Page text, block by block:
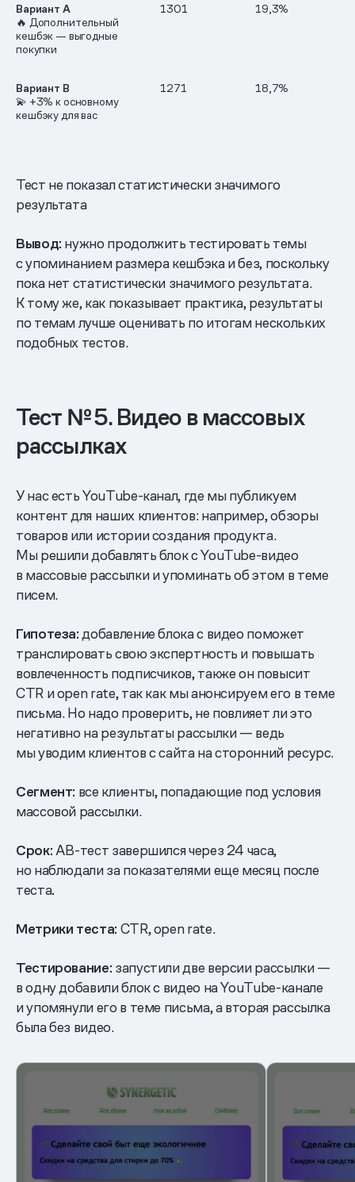
Вариант А
🔥 Дополнительный
кешбэк — выгодные
покупки
1301 19,3%
Вариант B
💫 +3% к основному
кешбэку для вас
1271 18,7%
Тест не показал статистически значимого
результата
Вывод: нужно продолжить тестировать темы
с упоминанием размера кешбэка и без, поскольку
пока нет статистически значимого результата.
К тому же, как показывает практика, результаты
по темам лучше оценивать по итогам нескольких
подобных тестов.
Тест № 5. Видео в массовых
рассылках
У нас есть YouTube-канал, где мы публикуем
контент для наших клиентов: например, обзоры
товаров или истории создания продукта.
Мы решили добавлять блок с YouTube-видео
в массовые рассылки и упоминать об этом в теме
писем.
Гипотеза:добавление блока с видео поможет
транслировать свою экспертность и повышать
вовлеченность подписчиков, также он повысит
CTR и open rate, так как мы анонсируем его в теме
письма. Но надо проверить, не повлияет ли это
негативно на результаты рассылки — ведь
мы уводим клиентов с сайта на сторонний ресурс.
Сегмент: все клиенты, попадающие под условия
массовой рассылки.
Срок:АВ-тест завершился через 24 часа,
но наблюдали за показателями еще месяц после
теста.
Метрики теста: CTR, open rate.
Тестирование: запустили две версии рассылки —
в одну добавили блок с видео на YouTube-канале
и упомянули его в теме письма, а вторая рассылка
была без видео.